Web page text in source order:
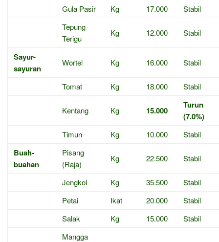
Gula Pasir Kg 17.000
Stabil
Tepung
Terigu
Kg 12.000 Stabil
Sayur-
sayuran
Wortel Kg 16.000 Stabil
Tomat Kg 18.000 Stabil
Kentang Kg 15.000
Turun
(7.0%)
Timun Kg 10.000 Stabil
Buah-
buahan
Pisang
(Raja)
Kg 22.500 Stabil
Jengkol Kg 35.500
Stabil
Petai
Ikat 20.000
Stabil
Salak
Kg 15.000
Stabil
Mangga